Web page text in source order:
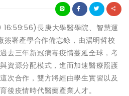
長庚大學醫學院、智慧運
簽署產學合作備忘錄，由湯明哲校
去三年新冠病毒疫情蔓延全球，考
資源分配模式，進而加速醫療照護
次合作，雙方將經由學生實習以及
後疫情時代醫藥產業人才。